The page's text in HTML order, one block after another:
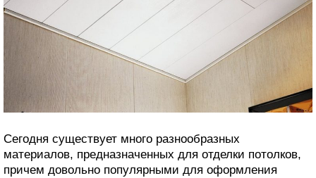
Сегодня существует много разнообразных
материалов, предназначенных для отделки потолков,
причем довольно популярными для оформления